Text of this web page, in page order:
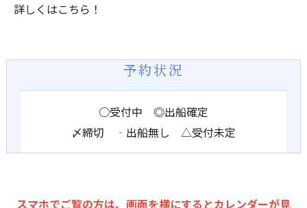
詳しくはこちら！
予約状況
○受付中 ◎出船確定
〆締切 ‐出船無し △受付未定
スマホでご覧の方は、画面を横にするとカレンダーが見